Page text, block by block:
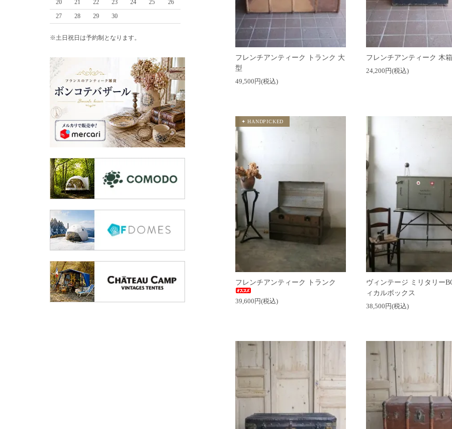
フレンチアンティーク トランク 大
型
49,500円(税込)
フレンチアンティーク 木箱
24,200円(税込)
フレンチアンティーク トランク
39,600円(税込)
ヴィンテージ ミリタリー
ィカルボックス
38,500円(税込)
20
21 22 23 24 25
26
27
28 29 30
※土日祝日は予約制となります。